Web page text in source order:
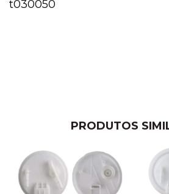
t030050
PRODUTOS